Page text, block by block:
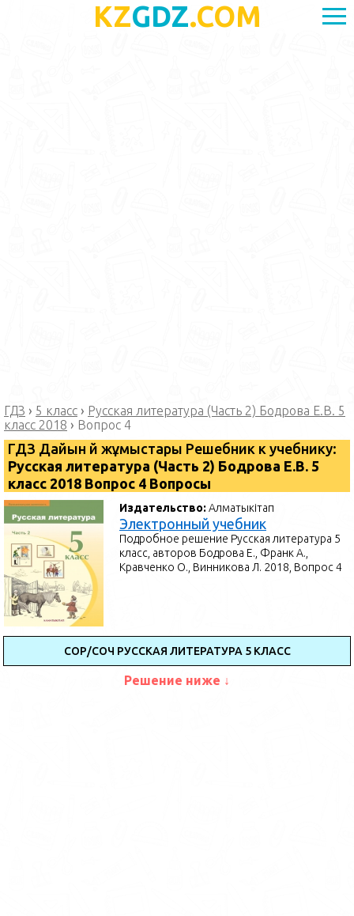
KZGDZ.COM
ГДЗ › 5 класс › Русская литература (Часть 2) Бодрова Е.В. 5
класс 2018 › Вопрос 4
ГДЗ Дайын үй жұмыстары Решебник к учебнику:
Русская литература (Часть 2) Бодрова Е.В. 5
класс 2018 Вопрос 4 Вопросы
Издательство:Алматыкітап
Электронный учебник
Подробное решение Русская литература 5
класс, авторов Бодрова Е., Франк А.,
Кравченко О., Винникова Л. 2018, Вопрос 4
СОР/СОЧ РУССКАЯ ЛИТЕРАТУРА 5 КЛАСС
Решение ниже ↓